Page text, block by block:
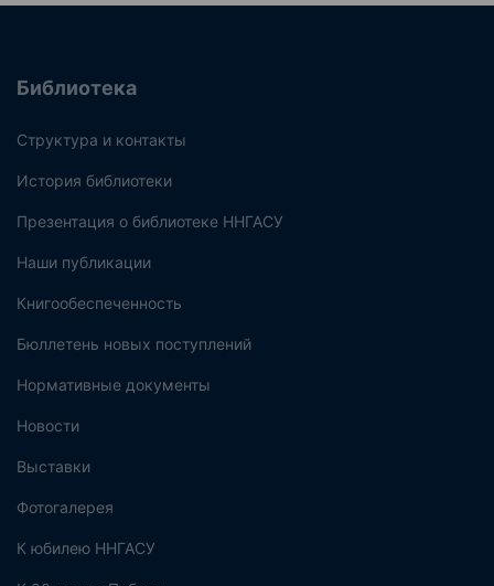
Библиотека
Структура и контакты
История библиотеки
Презентация о библиотеке ННГАСУ
Наши публикации
Книгообеспеченность
Бюллетень новых поступлений
Нормативные документы
Новости
Выставки
Фотогалерея
К юбилею ННГАСУ